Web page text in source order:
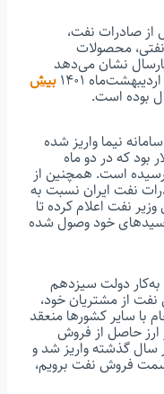
صادرات نفت،
نفتی، محصولات
نشان می‌دهد
۱۴۰۱ بیش
بوده است.
نیما واریز شده
۱.۵ میلیارد دلار بود که در دو ماه
میلیون دلار رسیده است. همچنین از
نفت ایران نسبت به
نفت اعلام کرده تا
خود وصول شده
به‌کار دولت سیزدهم
نفت از مشتریان خود،
با سایر کشورها منعقد
میلیارد دلار ارز حاصل از فروش
سال گذشته واریز شد و
فروش نفت برویم،